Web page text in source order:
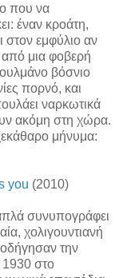
που να
έναν κροάτη,
στον εμφύλιο αν
από μια φοβερή
βόσνιο
πορνό, και
ναρκωτικά
ακόμη στη χώρα.
μήνυμα:
you (2010)
συνυπογράφει
χολιγουντιανή
οδήγησαν την
1930 στο